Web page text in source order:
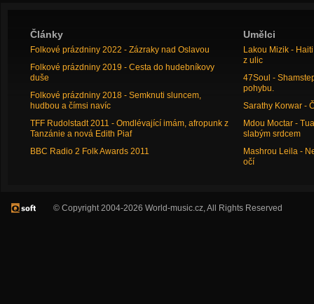
Články
Folkové prázdniny 2022 - Zázraky nad Oslavou
Folkové prázdniny 2019 - Cesta do hudebníkovy
duše
Folkové prázdniny 2018 - Semknuti sluncem,
hudbou a čímsi navíc
TFF Rudolstadt 2011 - Omdlévající imám, afropunk z
Tanzánie a nová Edith Piaf
BBC Radio 2 Folk Awards 2011
Umělci
Lakou Mizik -
z ulic
47Soul -
pohybu.
Sarathy Korwar -
Mdou Moctar -
slabým srdcem
Mashrou Leila -
očí
© Copyright 2004-2026 World-music.cz, All Rights Reserved